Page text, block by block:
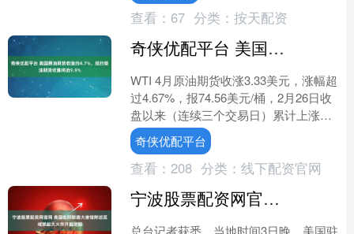
查看： 67 分类： 按天配资
奇侠优配平台 美国原油期货收涨约4.7%，纽约柴油期货收涨将近9.9%
WTI 4月原油期货收涨3.33美元，涨幅超
过4.67%，报74.56美元/桶，2月26日收
盘以来（连续三个交易日）累计上涨将
近14.34%。 布伦特5月原油期....
奇侠优配平台
查看： 208 分类： 线下配资官网
宁波股票配资网官网 美国驻阿联酋大使馆附近区域燃起大火并升起浓烟
总台记者获悉，当地时间3日晚，美国驻